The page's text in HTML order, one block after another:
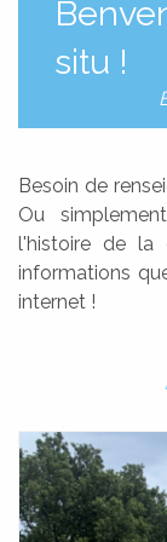
BACK
situ !
Besoin de
Ou
l'histoire de la
informations
internet !